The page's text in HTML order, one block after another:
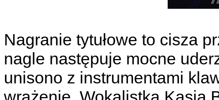
Nagranie tytułowe to cisza
nagle następuje mocne
unisono z instrumentami